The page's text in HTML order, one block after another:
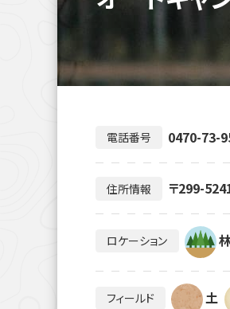
電話番号 0470-73-
住所情報 〒299-
ロケーション
フィールド 土